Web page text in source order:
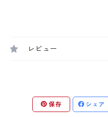
レビュー
保存 シェア